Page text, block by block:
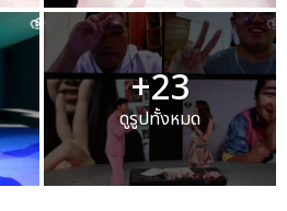
+23
ดูรูปทั้งหมด